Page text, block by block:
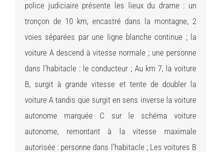
police judiciaire présente les lieux du drame : un
tronçon de 10 km, encastré dans la montagne, 2
voies séparées par une ligne blanche continue ; la
voiture A descend à vitesse normale ; une personne
dans l’habitacle : le conducteur ; Au km 7, la voiture
B, surgit à grande vitesse et tente de doubler la
voiture A tandis que surgit en sens inverse la voiture
autonome marquée C sur le schéma voiture
autonome, remontant à la vitesse maximale
autorisée : personne dans l’habitacle ; Les voitures B